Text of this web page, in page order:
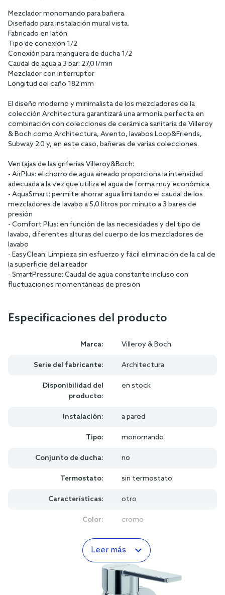
Mezclador monomando para bañera.
Diseñado para instalación mural vista.
Fabricado en latón.
Tipo de conexión 1/2
Conexión para manguera de ducha 1/2
Caudal de agua a 3 bar: 27,0 l/min
Mezclador con interruptor
Longitud del caño 182 mm
El diseño moderno y minimalista de los mezcladores de la
colección Architectura garantizará una armonía perfecta en
combinación con colecciones de cerámica sanitaria de Villeroy
& Boch como Architectura, Avento, lavabos Loop&Friends,
Subway 2.0 y, en este caso, bañeras de varias colecciones.
Ventajas de las griferías Villeroy&Boch:
- AirPlus: el chorro de agua aireado proporciona la intensidad
adecuada a la vez que utiliza el agua de forma muy económica
- AquaSmart: permite ahorrar agua limitando el caudal de los
mezcladores de lavabo a 5,0 litros por minuto a 3 bares de
presión
- Comfort Plus: en función de las necesidades y del tipo de
lavabo, diferentes alturas del cuerpo de los mezcladores de
lavabo
- EasyClean: Limpieza sin esfuerzo y fácil eliminación de la cal de
la superficie del aireador
- SmartPressure: Caudal de agua constante incluso con
fluctuaciones momentáneas de presión
Especificaciones del producto
Marca: Villeroy & Boch
Serie del fabricante: Architectura
Disponibilidad del
producto:
en stock
Instalación: a pared
Tipo: monomando
Conjunto de ducha: no
Termostato: sin termostato
Características: otro
Color: cromo
Leer más